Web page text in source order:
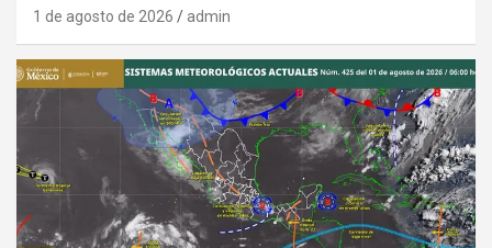
1 de agosto de 2026 admin